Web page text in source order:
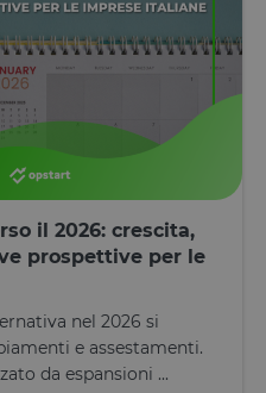
il 2026: crescita,
prospettive per le
nel 2026 si
e assestamenti.
da espansioni ...